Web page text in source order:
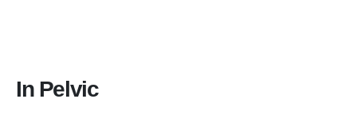
In Pelvic